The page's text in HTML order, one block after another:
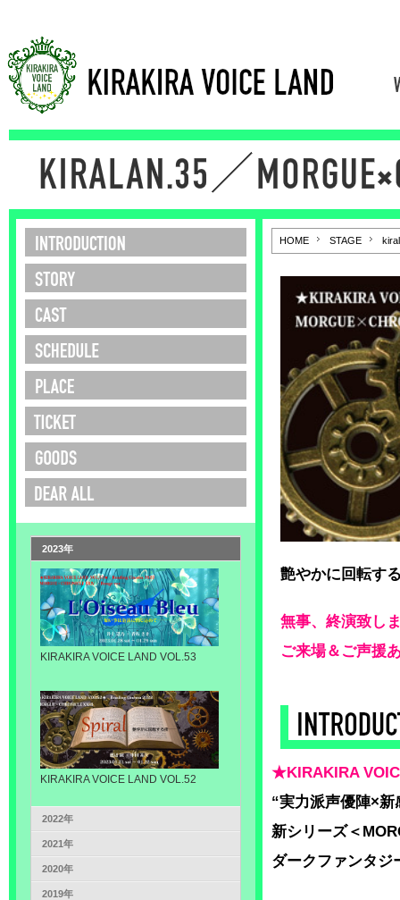
HOME STAGE
艶やかに回転
無事、終演致し
ご来場＆ご声援
★KIRAKIRA
“実力派声優陣×
新シリーズ＜
ダークファンタジ
2023年
KIRAKIRA VOICE LAND VOL.53
KIRAKIRA VOICE LAND VOL.52
2022年
2021年
2020年
2019年